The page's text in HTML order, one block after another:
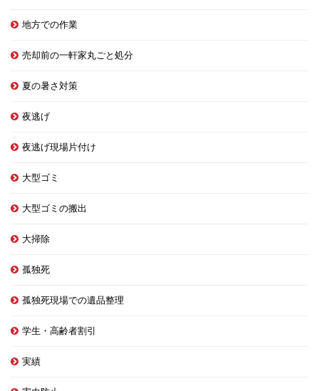
地方での作業
売却前の一軒家丸ごと処分
夏の暑さ対策
夜逃げ
夜逃げ現場片付け
大型ゴミ
大型ゴミの搬出
大掃除
孤独死
孤独死現場での遺品整理
学生・高齢者割引
実績